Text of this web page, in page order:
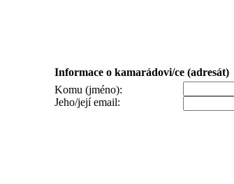
Informace o kamarádovi/ce (adresát)
Komu (jméno):
Jeho/její email: